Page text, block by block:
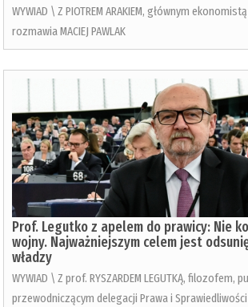
WYWIAD \ Z PIOTREM ARAKIEM, głównym
rozmawia MACIEJ PAWLAK
Prof. Legutko z apelem do prawicy: Nie
wojny. Najważniejszym celem jest
władzy
WYWIAD \ Z prof. RYSZARDEM LEGUTKĄ, filozofem,
przewodniczącym delegacji Prawa i